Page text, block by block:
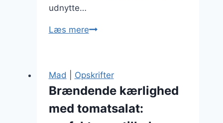
udnytte…
Læs mereBrændende
løg:
ekstra
smag
Mad Opskrifter
Brændende kærlighed
med tomatsalat: